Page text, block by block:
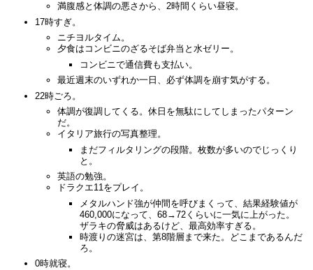
満腹感と体調の悪さから、2時間くらい昼寝。
17時すぎ。
ニチヨルタイム。
夕食はコンビニのざるそば弁当と水ゼリー。
コンビニで通信費も支払い。
最近週末のいずれか一日、必ず体調を崩す気がする。
22時ごろ。
体調が復調してくる。休日を無駄にしてしまったパターン
だ。
イタリア旅行の写真整理。
まだフィルタリングの段階。枚数が多いのでじっくり
と。
英語の勉強。
ドラクエ11をプレイ。
メタルハンド強が仲間を呼びまくって、結果経験値が
460,000になって、68→72くらいに一気に上がった。
ザラキの脅威はあるけど、最高効率すぎる。
時渡りの迷宮は、第8階層まで来た。どこまであるんだ
ろ。
0時就寝。